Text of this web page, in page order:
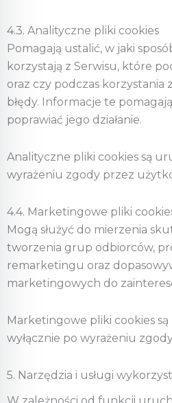
4.3. Analityczne pliki cookies
Pomagają ustalić, w jaki
korzystają z Serwisu, które
oraz czy podczas korzystania
błędy. Informacje te
poprawiać jego działanie.
Analityczne pliki cookies są
wyrażeniu zgody przez
4.4. Marketingowe pliki
Mogą służyć do mierzenia
tworzenia grup odbiorców,
remarketingu oraz
marketingowych do
Marketingowe pliki cookies
wyłącznie po wyrażeniu
5. Narzędzia i usługi